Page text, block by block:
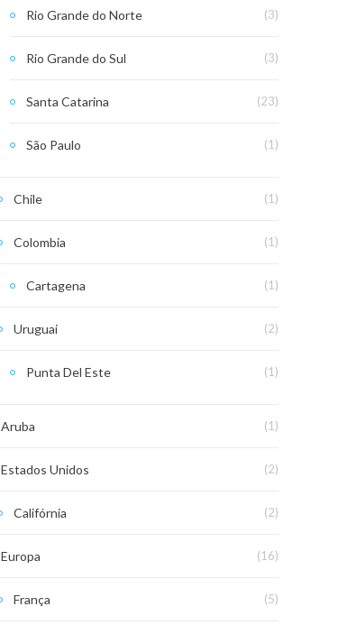
Rio Grande do Norte (3)
Rio Grande do Sul (3)
Santa Catarina (23)
São Paulo (1)
Chile (1)
Colombia (1)
Cartagena (1)
Uruguai (2)
Punta Del Este (1)
Aruba (1)
Estados Unidos (2)
Califórnia (2)
Europa (16)
França (5)